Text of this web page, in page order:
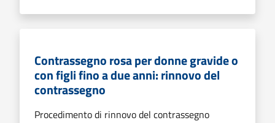
Contrassegno rosa per donne gravide o
con figli fino a due anni: rinnovo del
contrassegno
Procedimento di rinnovo del contrassegno